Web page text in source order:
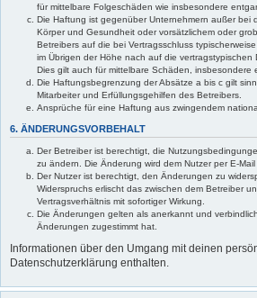
für mittelbare Folgeschäden wie insbesondere
Die Haftung ist gegenüber Unternehmern außer bei
Körper und Gesundheit oder vorsätzlichem oder
Betreibers auf die bei Vertragsschluss
im Übrigen der Höhe nach auf die vertragstypischen
Dies gilt auch für mittelbare Schäden, insbesondere
Die Haftungsbegrenzung der Absätze a bis c gilt
Mitarbeiter und Erfüllungsgehilfen des Betreibers.
Ansprüche für eine Haftung aus zwingendem
6. ÄNDERUNGSVORBEHALT
Der Betreiber ist berechtigt, die
zu ändern. Die Änderung wird dem Nutzer per E-Mail
Der Nutzer ist berechtigt, den Änderungen zu
Widerspruchs erlischt das zwischen dem Betreiber
Vertragsverhältnis mit sofortiger Wirkung.
Die Änderungen gelten als anerkannt und
Änderungen zugestimmt hat.
Informationen über den Umgang mit deinen
Datenschutzerklärung enthalten.